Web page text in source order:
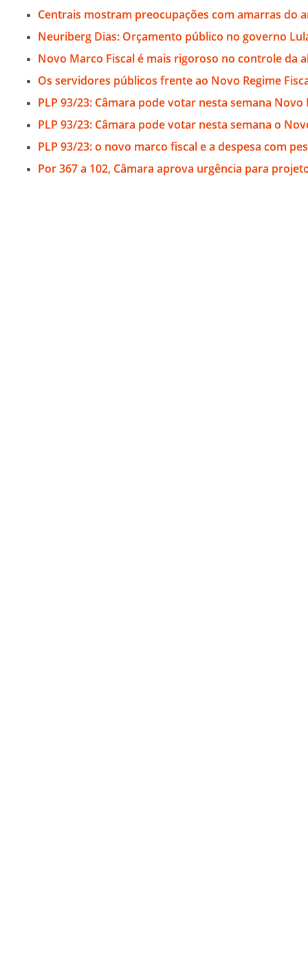
Centrais mostram preocupações com amarras do
Neuriberg Dias: Orçamento público no governo
Novo Marco Fiscal é mais rigoroso no controle da
Os servidores públicos frente ao Novo Regime
PLP 93/23: Câmara pode votar nesta semana Novo
PLP 93/23: Câmara pode votar nesta semana o
PLP 93/23: o novo marco fiscal e a despesa com
Por 367 a 102, Câmara aprova urgência para